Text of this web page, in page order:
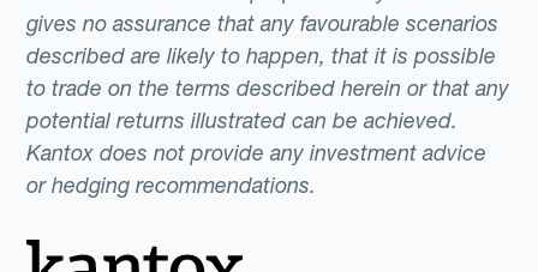
gives no assurance that any favourable scenarios
described are likely to happen, that it is possible
to trade on the terms described herein or that any
potential returns illustrated can be achieved.
Kantox does not provide any investment advice
or hedging recommendations.